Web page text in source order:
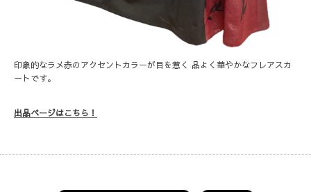
印象的なラメ赤のアクセントカラーが目を惹く 品よく華やかなフレアスカ
ートです。
出品ページはこちら！